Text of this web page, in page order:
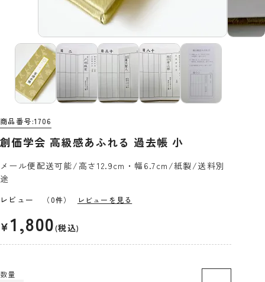
商品番号 1706
創価学会 高級感あふれる 過去帳 小
メール便配送可能/高さ12.9cm・幅6.7cm/紙製/送料別
途
レビュー （0件） レビューを見る
¥ 1,800 税込